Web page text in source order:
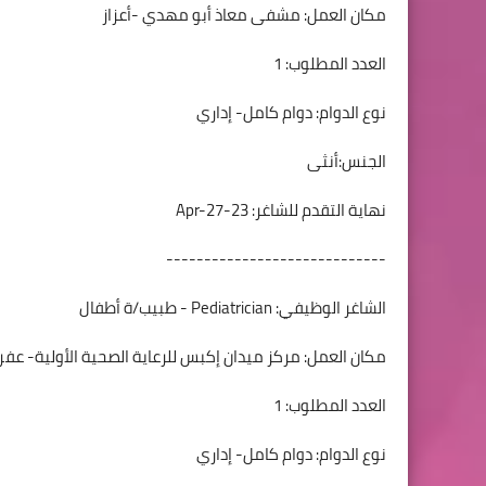
مكان العمل: مشفى معاذ أبو مهدي -أعزاز
العدد المطلوب: 1
نوع الدوام: دوام كامل- إداري
الجنس:أنثى
نهاية التقدم للشاغر: 23-Apr-27
-----------------------------
الشاغر الوظيفي: Pediatrician - طبيب/ة أطفال
مكان العمل: مركز ميدان إكبس للرعاية الصحية الأولية-
العدد المطلوب: 1
نوع الدوام: دوام كامل- إداري